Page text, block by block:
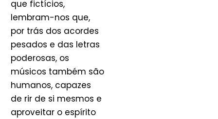
que fictícios,
lembram-nos que,
por trás dos acordes
pesados e das letras
poderosas, os
músicos também são
humanos, capazes
de rir de si mesmos e
aproveitar o espírito